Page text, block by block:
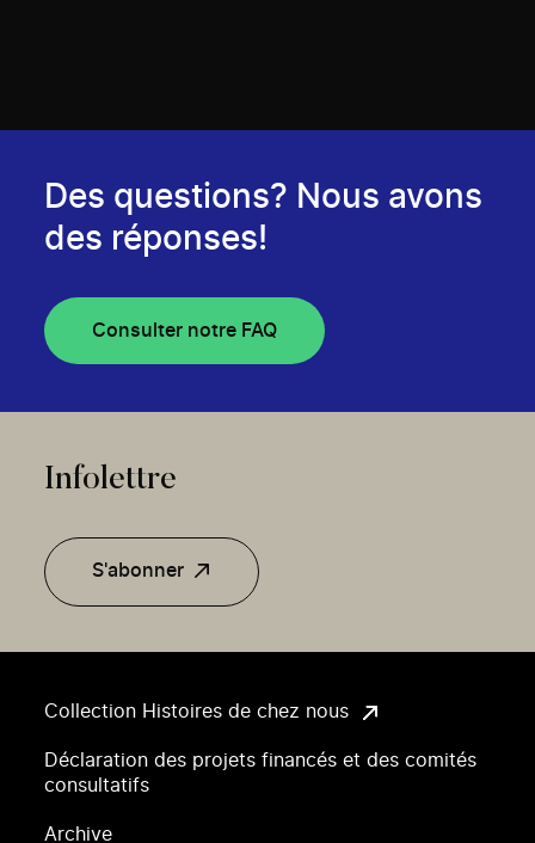
Collection Histoires de chez nous
Déclaration des projets financés et des comités
consultatifs
Archive
Des questions? Nous avons
des réponses!
Consulter notre FAQ
Infolettre
S'abonner